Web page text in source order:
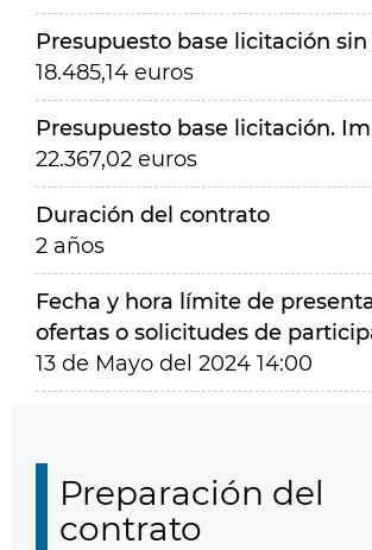
Presupuesto base licitación
18.485,14 euros
Presupuesto base licitación.
22.367,02 euros
Duración del contrato
2 años
Fecha y hora límite de
ofertas o solicitudes de
13 de Mayo del 2024 14:00
Preparación del
contrato